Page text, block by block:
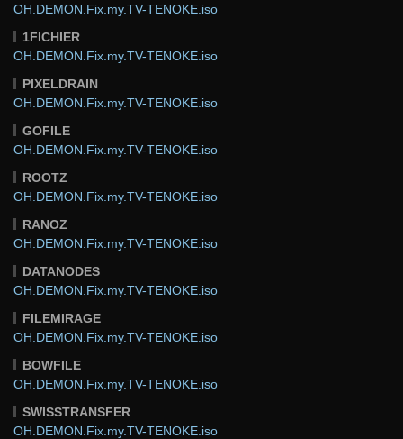
OH.DEMON.Fix.my.TV-TENOKE.iso
1FICHIER
OH.DEMON.Fix.my.TV-TENOKE.iso
PIXELDRAIN
OH.DEMON.Fix.my.TV-TENOKE.iso
GOFILE
OH.DEMON.Fix.my.TV-TENOKE.iso
ROOTZ
OH.DEMON.Fix.my.TV-TENOKE.iso
RANOZ
OH.DEMON.Fix.my.TV-TENOKE.iso
DATANODES
OH.DEMON.Fix.my.TV-TENOKE.iso
FILEMIRAGE
OH.DEMON.Fix.my.TV-TENOKE.iso
BOWFILE
OH.DEMON.Fix.my.TV-TENOKE.iso
SWISSTRANSFER
OH.DEMON.Fix.my.TV-TENOKE.iso